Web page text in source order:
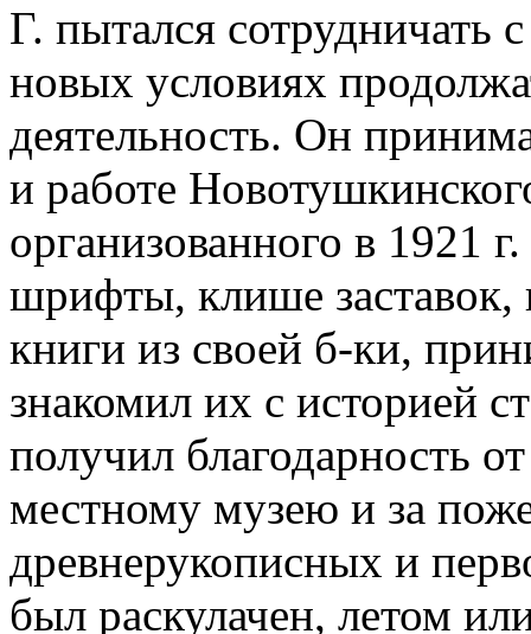
Г. пытался сотрудничать
новых условиях
деятельность. Он
и работе
организованного в 1921
шрифты, клише
книги из своей б-ки,
знакомил их с историей
получил благодарность
местному музею и за
древнерукописных и
был раскулачен, летом